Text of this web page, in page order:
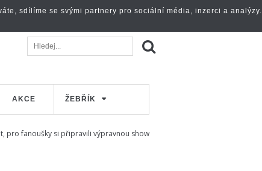
AKCE ŽEBŘÍK
pro fanoušky si připravili výpravnou show
sdílíme se svými partnery pro sociální média, inzerci a analýzy.